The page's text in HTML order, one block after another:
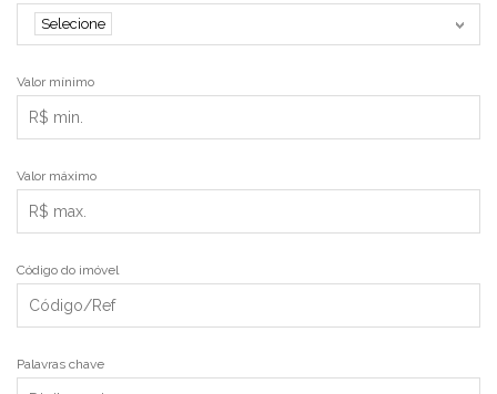
Selecione
Valor mínimo
Valor máximo
Código do imóvel
Palavras chave